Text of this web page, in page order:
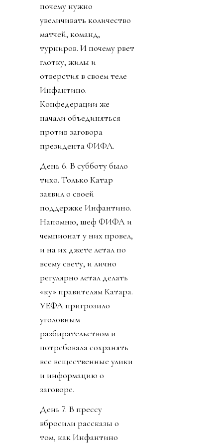
почему нужно
увеличивать количество
матчей, команд,
турниров. И почему рвет
глотку, жилы и
отверстия в своем теле
Инфантино.
Конфедерации же
начали объединяться
против заговора
президента ФИФА.
День 6. В субботу было
тихо. Только Катар
заявил о своей
поддержке Инфантино.
Напомню, шеф ФИФА и
чемпионат у них провел,
и на их джете летал по
всему свету, и лично
регулярно летал делать
«ку» правителям Катара.
УЕФА пригрозило
уголовным
разбирательством и
потребовала сохранять
все вещественные улики
и информацию о
заговоре.
День 7. В прессу
вбросили рассказы о
том, как Инфантино